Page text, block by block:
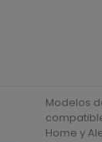
Modelos
Home y